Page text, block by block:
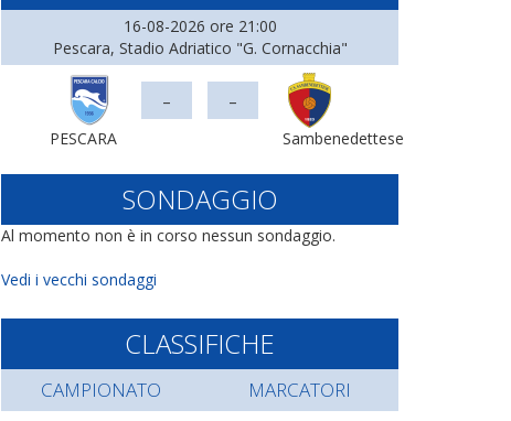
16-08-2026 ore 21:00
Pescara, Stadio Adriatico "G. Cornacchia"
PESCARA
- -
Sambenedettese
SONDAGGIO
Al momento non è in corso nessun sondaggio.
Vedi i vecchi sondaggi
CLASSIFICHE
CAMPIONATO MARCATORI